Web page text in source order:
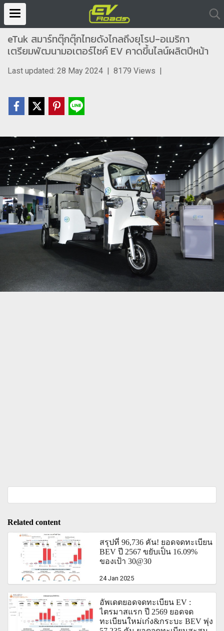
eTuk สมาร์ทตุ๊กตุ๊กไทยดังไกลถึงยุโรป-อเมริกา
เตรียมพัฒนามอเตอร์ไซค์ EV คาดขึ้นไลน์ผลิตปีหน้า
Last updated: 28 May 2024 | 8179 Views |
Related content
สรุปที่ 96,736 คัน! ยอดจดทะเบียน
BEV ปี 2567 ขยับเป็น 16.09%
ของเป้า 30@30
24 Jan 2025
อัพเดตยอดจดทะเบียน EV :
ไตรมาสแรก ปี 2569 ยอดจด
ทะเบียนใหม่เก๋ง&กระบะ BEV พุ่ง